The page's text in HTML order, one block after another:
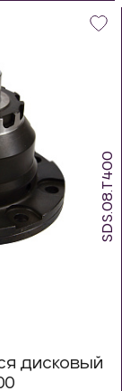
SDS.08.T400
дисковый